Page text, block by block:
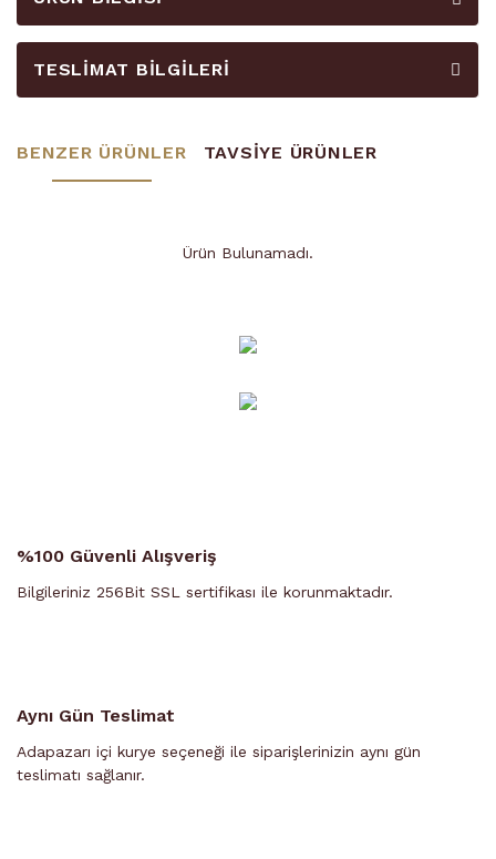
TESLIMAT BILGILERI
BENZER ÜRÜNLER TAVSİYE ÜRÜNLER
Ürün Bulunamadı.
Ürün Bulunamadı.
%100 Güvenli Alışveriş
Bilgileriniz 256Bit SSL sertifikası ile korunmaktadır.
Aynı Gün Teslimat
Adapazarı içi kurye seçeneği ile siparişlerinizin aynı gün
teslimatı sağlanır.